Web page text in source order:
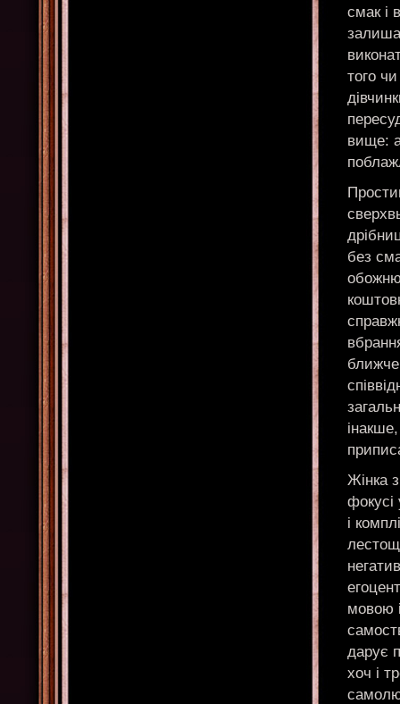
смак і
того
вище:
без
ближче
Жінка
і
мовою
дарує
хоч і